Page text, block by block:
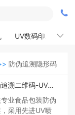
UV数码印刷机
防伪追溯隐形码
溯二维码-UV喷
业食品包装防伪
采用先进UV喷